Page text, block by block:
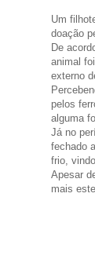
Um
doação
De
animal
externo
pelos
alguma
Já no
fechado
frio,
Apesar
mais